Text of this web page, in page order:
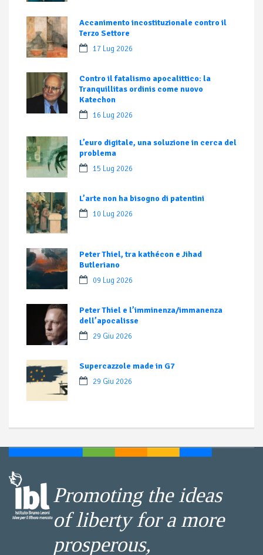
Accanimento incostituzionale contro il
Terzo Settore
17 Lug 2026
Contro il fatalismo apocalittico: la
Tranquillitas ordinis come nuovo
Katechon
16 Lug 2026
L’euro digitale, una soluzione in cerca del
problema
15 Lug 2026
L’arte non ha bisogno di patentini
10 Lug 2026
Peter Thiel, tra kathécon e Jihad
Butleriano
09 Lug 2026
Peter Thiel e l’imminenza/immanenza
dell’apocalisse
29 Giu 2026
Supercazzole made in G7
29 Giu 2026
Promoting the ideas
of liberty for a more
prosperous,